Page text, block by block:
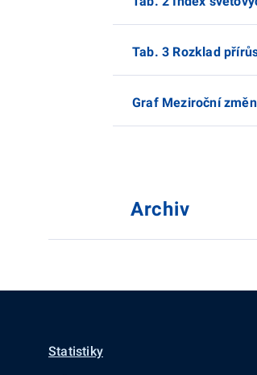
Tab. 3 Rozklad
Graf Meziroční
Archiv
Statistiky